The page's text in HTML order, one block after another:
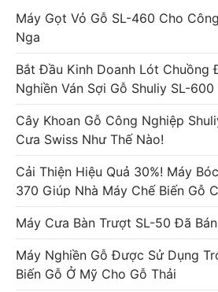
Máy Gọt Vỏ Gỗ SL-460 Cho
Nga
Bắt Đầu Kinh Doanh Lót Chuồng
Nghiền Ván Sợi Gỗ Shuliy SL-
Cây Khoan Gỗ Công Nghiệp
Cưa Swiss Như Thế Nào!
Cải Thiện Hiệu Quả 30%! Máy
370 Giúp Nhà Máy Chế Biến Gỗ
Máy Cưa Bàn Trượt SL-50 Đã
Máy Nghiền Gỗ Được Sử Dụng
Biến Gỗ Ở Mỹ Cho Gỗ Thải